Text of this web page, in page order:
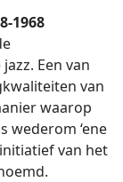
1968
Een van
van
waarop
wederom ‘ene
van het